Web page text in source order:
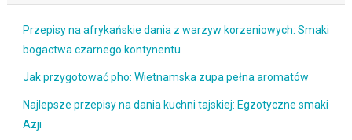
Przepisy na afrykańskie dania z warzyw korzeniowych: Smaki
bogactwa czarnego kontynentu
Jak przygotować pho: Wietnamska zupa pełna aromatów
Najlepsze przepisy na dania kuchni tajskiej: Egzotyczne smaki
Azji